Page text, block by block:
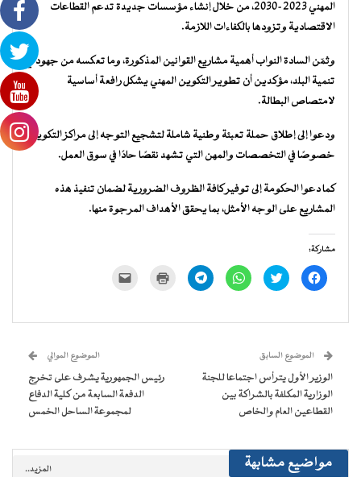
المهني 2023-2030، من خلال إنشاء مؤسسات جديدة تدعم القطاعات
الاقتصادية وتزودها بالكفاءات اللازمة.
وثمّن السادة النواب أهمية مشاريع القوانين المذكورة، وما تعكسه من جهود في
تنمية البلد، مؤكدين أن تطوير التكوين المهني يشكل رافعة أساسية
لامتصاص البطالة.
ودعوا إلى إطلاق حملة تعبئة وطنية شاملة لتشجيع التوجه إلى مراكز التكوين،
خصوصًا في التخصصات والمهن التي تشهد نقصًا حادًا في سوق العمل.
كما دعوا الحكومة إلى توفير كافة الظروف الضرورية لضمان تنفيذ هذه
المشاريع على الوجه الأمثل، بما يحقق الأهداف المرجوة منها.
مشاركة:
انقر
للمشاركة
في
اضغط
للمشاركة
في
انقر
للمشاركة
في
انقر
للمشاركة
في
للطباعة
جديدة) الإلكتروني
نافذة
جديدة)
الموضوع السابق
الوزير الأول يترأس اجتماعا للجنة
الوزارية المكلفة بالشراكة بين
القطاعين العام والخاص
الموضوع الموالي
رئيس الجمهورية يشرف على تخرج
الدفعة السابعة من كلية الدفاع
لمجموعة الساحل الخمس
مواضيع مشابهة المزيد..